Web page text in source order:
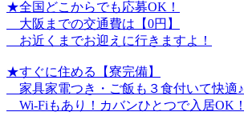
★全国どこからでも応募OK！
大阪までの交通費は【0円】
お近くまでお迎えに行きますよ！
★すぐに住める【寮完備】
家具家電つき・ご飯も３食付いて快適♪
Wi-Fiもあり！カバンひとつで入居OK！